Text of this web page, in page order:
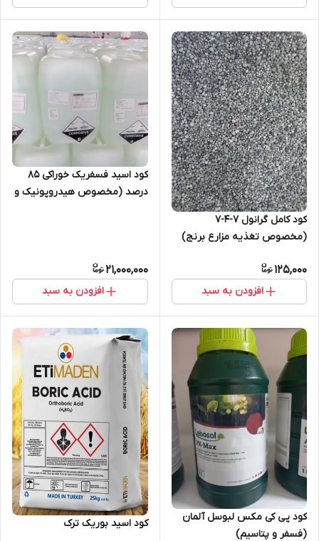
کود کامل گرانول 7-4-7
(مخصوص تغذیه مزارع برنج)
125,000
افزودن به سبد
کود اسید فسفریک خوراکی 85
درصد (مخصوص هیدروپونیک و
21,000,000
افزودن به سبد
کود پی کی مکس لبوسل آلمان
(فسفر و پتاسیم)
کود اسید بوریک ترک